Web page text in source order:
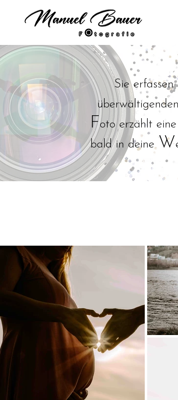
Sie
überwältigenden
Foto erzählt eine
bald in deine W